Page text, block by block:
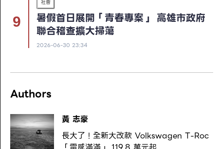
社會
暑假首日展開「青春專案」 高雄市政府
聯合稽查擴大掃蕩
2026-06-30 23:34
Authors
黃 志豪
長大了！全新大改款 Volkswagen T-Roc